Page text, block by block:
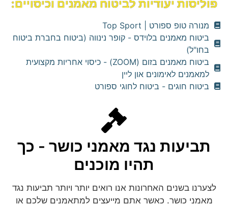
פוליסות יעודיות לביטוח מאמנים וכיסויים:
מנורה טופ ספורט | Top Sport
ביטוח מאמנים בלוידס - קופר נינווה (ביטוח בחברת ביטוח
בחו"ל)
ביטוח מאמנים בזום (ZOOM) - כיסוי אחריות מקצועית
למאמנים לאימונים און ליין
ביטוח חוגים - ביטוח לחוגי ספורט
תביעות נגד מאמני כושר - כך
תהיו מוכנים
לצערנו בשנים האחרונות אנו רואים יותר ויותר תביעות נגד
מאמני כושר. כאשר אתם מייעצים למתאמנים שלכם או